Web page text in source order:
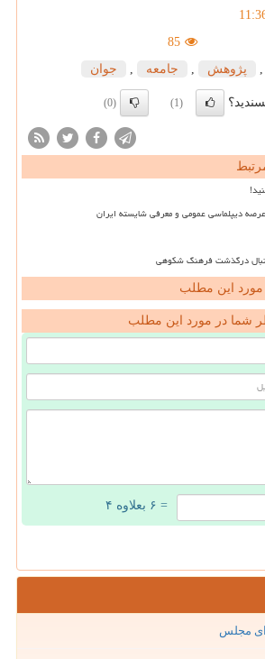
85
, پژوهش , جامعه , جوان
(1)
(0)
دیپلماسی عمومی و معرفی شایسته ایران
درگذشت فرهنگ شکوهی
مورد این مطلب
شما در مورد این مطلب
= ۶ بعلاوه ۴
مجلس